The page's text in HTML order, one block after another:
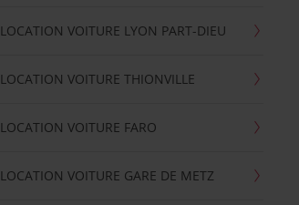
LOCATION VOITURE LYON PART-DIEU
LOCATION VOITURE THIONVILLE
LOCATION VOITURE FARO
LOCATION VOITURE GARE DE METZ